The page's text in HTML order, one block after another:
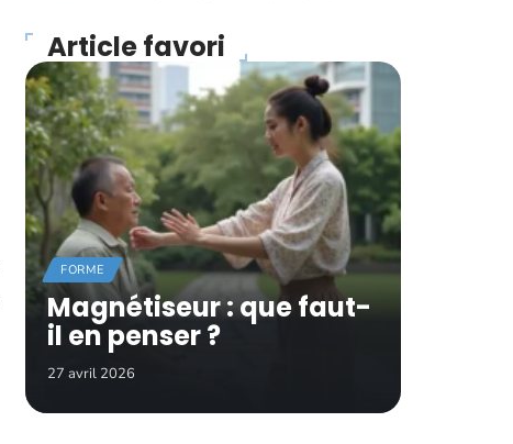
Article favori
FORME
Magnétiseur : que faut-
il en penser ?
27 avril 2026